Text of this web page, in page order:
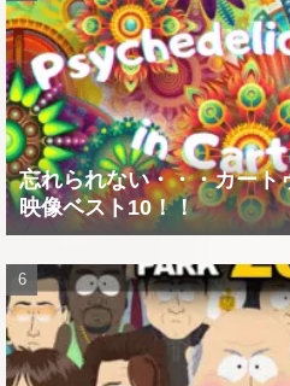
忘れられない・・・カート
映像ベスト10！！